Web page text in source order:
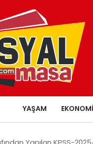
YAŞAM EKONOMI